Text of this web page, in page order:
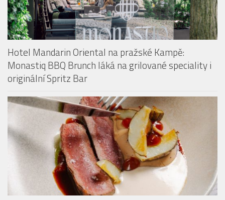
Hotel Mandarin Oriental na pražské Kampě:
Monastiq BBQ Brunch láká na grilované speciality i
originální Spritz Bar